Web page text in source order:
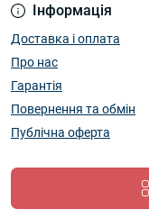
Інформація
Доставка і оплата
Про нас
Гарантія
Повернення та обмін
Публічна оферта